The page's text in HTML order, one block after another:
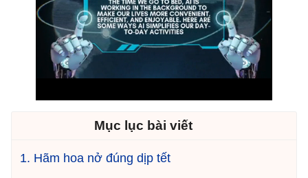
Mục lục bài viết
1. Hãm hoa nở đúng dịp tết